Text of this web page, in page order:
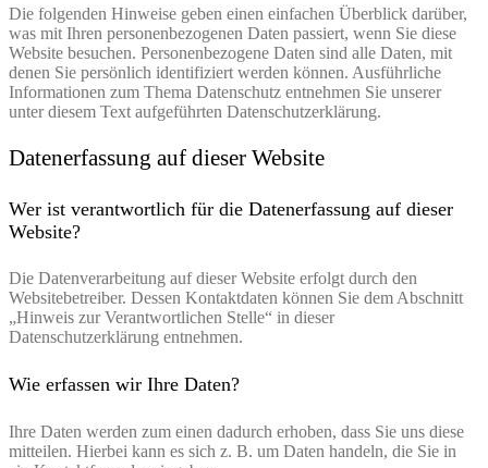
Die folgenden Hinweise geben einen einfachen Überblick darüber,
was mit Ihren personenbezogenen Daten passiert, wenn Sie diese
Website besuchen. Personenbezogene Daten sind alle Daten, mit
denen Sie persönlich identifiziert werden können. Ausführliche
Informationen zum Thema Datenschutz entnehmen Sie unserer
unter diesem Text aufgeführten Datenschutzerklärung.
Datenerfassung auf dieser Website
Wer ist verantwortlich für die Datenerfassung auf dieser
Website?
Die Datenverarbeitung auf dieser Website erfolgt durch den
Websitebetreiber. Dessen Kontaktdaten können Sie dem Abschnitt
„Hinweis zur Verantwortlichen Stelle“ in dieser
Datenschutzerklärung entnehmen.
Wie erfassen wir Ihre Daten?
Ihre Daten werden zum einen dadurch erhoben, dass Sie uns diese
mitteilen. Hierbei kann es sich z. B. um Daten handeln, die Sie in